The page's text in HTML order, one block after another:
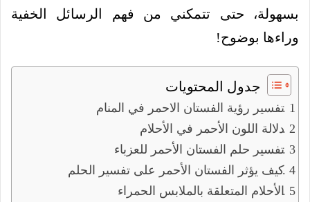
بسهولة، حتى تتمكني من فهم الرسائل الخفية
وراءها بوضوح!
جدول المحتويات
تفسير رؤية الفستان الاحمر في المنام
دلالة اللون الأحمر في الأحلام
تفسير حلم الفستان الأحمر للعزباء
كيف يؤثر الفستان الأحمر على تفسير الحلم
الأحلام المتعلقة بالملابس الحمراء